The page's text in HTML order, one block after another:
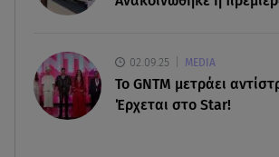
02.09.25 MEDIA
Το GNTM μετράει
Έρχεται στο Star!